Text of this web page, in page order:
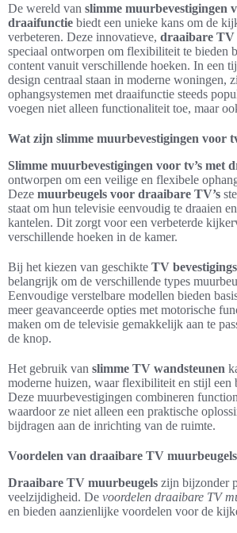
De wereld van slimme muurbevestigingen
draaifunctie biedt een unieke kans om de
verbeteren. Deze innovatieve, draaibare TV
speciaal ontworpen om flexibiliteit te bieden
content vanuit verschillende hoeken. In een
design centraal staan in moderne woningen,
ophangsystemen met draaifunctie steeds
voegen niet alleen functionaliteit toe, maar
Wat zijn slimme muurbevestigingen voor
Slimme muurbevestigingen voor tv’s met
ontworpen om een veilige en flexibele
Deze muurbeugels voor draaibare TV’s
staat om hun televisie eenvoudig te draaien
kantelen. Dit zorgt voor een verbeterde
verschillende hoeken in de kamer.
Bij het kiezen van geschikte TV
belangrijk om de verschillende types
Eenvoudige verstelbare modellen bieden
meer geavanceerde opties met motorische
maken om de televisie gemakkelijk aan te
de knop.
Het gebruik van slimme TV wandsteunen
moderne huizen, waar flexibiliteit en stijl een
Deze muurbevestigingen combineren
waardoor ze niet alleen een praktische
bijdragen aan de inrichting van de ruimte.
Voordelen van draaibare TV muurbeugels
Draaibare TV muurbeugels zijn bijzonder
veelzijdigheid. De voordelen draaibare TV
en bieden aanzienlijke voordelen voor de